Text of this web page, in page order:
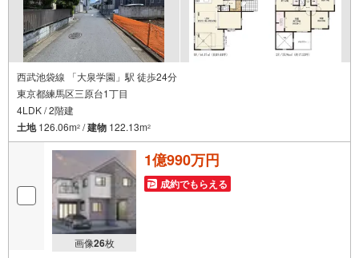
西武池袋線 「大泉学園」駅 徒歩24分
東京都練馬区三原台1丁目
4LDK / 2階建
土地126.06m2 /建物 122.13m2
画像26枚
1億990万円
成約でもらえる